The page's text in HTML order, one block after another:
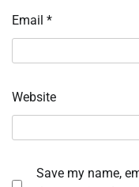
Email *
Website
Save my name,